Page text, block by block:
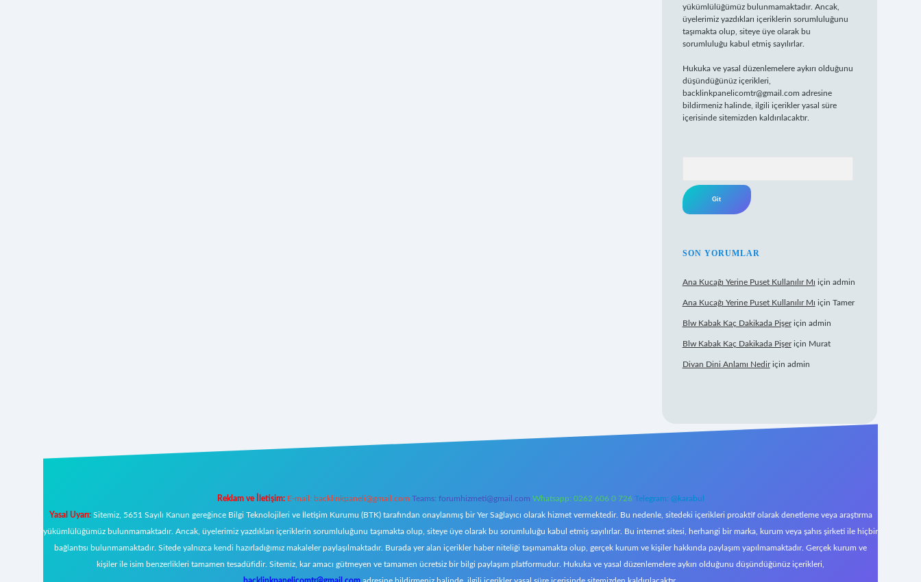
yükümlülüğümüz bulunmamaktadır. Ancak,
üyelerimiz yazdıkları içeriklerin sorumluluğunu
taşımakta olup, siteye üye olarak bu
sorumluluğu kabul etmiş sayılırlar.
Hukuka ve yasal düzenlemelere aykırı olduğunu
düşündüğünüz içerikleri,
backlinkpanelicomtr@gmail.com adresine
bildirmeniz halinde, ilgili içerikler yasal süre
içerisinde sitemizden kaldırılacaktır.
SON YORUMLAR
Ana Kucağı Yerine Puset Kullanılır Mı için admin
Ana Kucağı Yerine Puset Kullanılır Mı için Tamer
Blw Kabak Kaç Dakikada Pişeriçin admin
Blw Kabak Kaç Dakikada Pişeriçin Murat
Divan Dini Anlamı Nediriçin admin
Reklam ve İletişim: E-mail: backlinkpaneli@gmail.com Teams: forumhizmeti@gmail.com Whatsapp: 0262 606 0 726 Telegram: @karabul
Yasal Uyarı:Sitemiz, 5651 Sayılı Kanun gereğince Bilgi Teknolojileri ve İletişim Kurumu (BTK) tarafından onaylanmış bir Yer Sağlayıcı olarak hizmet vermektedir. Bu nedenle, sitedeki içerikleri proaktif olarak denetleme veya araştırma
yükümlülüğümüz bulunmamaktadır. Ancak, üyelerimiz yazdıkları içeriklerin sorumluluğunu taşımakta olup, siteye üye olarak bu sorumluluğu kabul etmiş sayılırlar. Bu internet sitesi, herhangi bir marka, kurum veya şahıs şirketi ile hiçbir
bağlantısı bulunmamaktadır. Sitede yalnızca kendi hazırladığımız makaleler paylaşılmaktadır. Burada yer alan içerikler haber niteliği taşımamakta olup, gerçek kurum ve kişiler hakkında paylaşım yapılmamaktadır. Gerçek kurum ve
kişiler ile isim benzerlikleri tamamen tesadüfidir. Sitemiz, kar amacı gütmeyen ve tamamen ücretsiz bir bilgi paylaşım platformudur. Hukuka ve yasal düzenlemelere aykırı olduğunu düşündüğünüz içerikleri,